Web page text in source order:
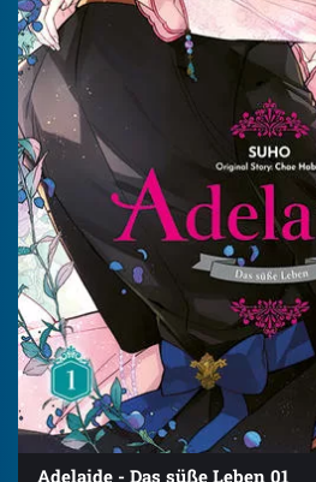
Adelaide - Das süße Leben 01